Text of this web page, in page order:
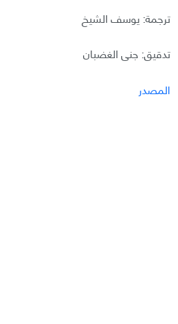
ترجمة: يوسف الشيخ
تدقيق: جنى الغضبان
المصدر